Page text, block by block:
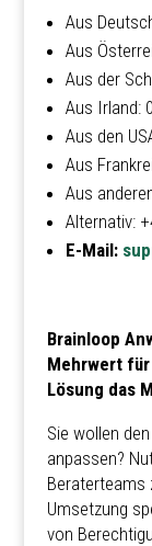
Aus
Aus
Aus der
Aus Irland:
Aus den
Aus
Aus
Alternativ:
E-Mail:
Brainloop
Mehrwert
Lösung das
Sie wollen
anpassen?
Beraterteams
Umsetzung
von